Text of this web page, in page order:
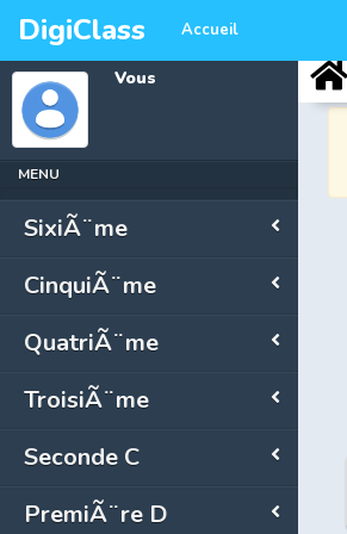
DigiClass Accueil
Vous
MENU
SixiÃ¨me
CinquiÃ¨me
QuatriÃ¨me
TroisiÃ¨me
Seconde C
PremiÃ¨re D